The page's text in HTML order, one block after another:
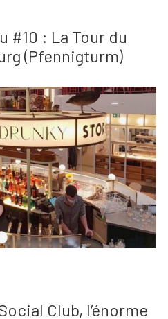
#10 : La Tour du
(Pfennigturm)
Club, l’énorme